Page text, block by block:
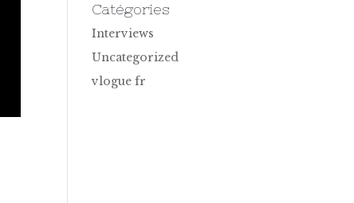
Catégories
Interviews
Uncategorized
vlogue fr